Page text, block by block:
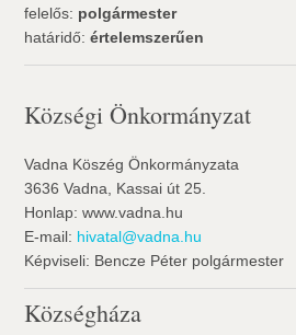
felelős: polgármester
határidő:értelemszerűen
Községi Önkormányzat
Vadna Köszég Önkormányzata
3636 Vadna, Kassai út 25.
Honlap: www.vadna.hu
E-mail: hivatal@vadna.hu
Képviseli: Bencze Péter polgármester
Községháza